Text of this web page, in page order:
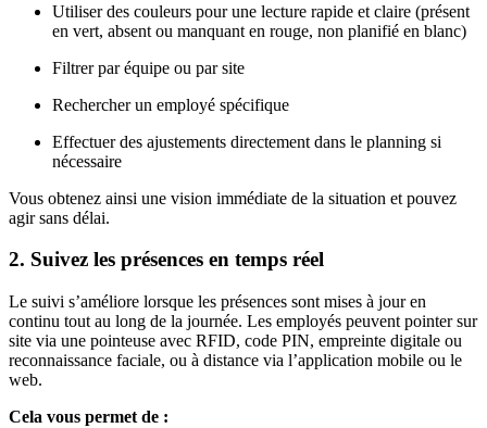
Utiliser des couleurs pour une lecture rapide et claire (présent
en vert, absent ou manquant en rouge, non planifié en blanc)
Filtrer par équipe ou par site
Rechercher un employé spécifique
Effectuer des ajustements directement dans le planning si
nécessaire
Vous obtenez ainsi une vision immédiate de la situation et pouvez
agir sans délai.
2. Suivez les présences en temps réel
Le suivi s’améliore lorsque les présences sont mises à jour en
continu tout au long de la journée. Les employés peuvent pointer sur
site via une pointeuse avec RFID, code PIN, empreinte digitale ou
reconnaissance faciale, ou à distance via l’application mobile ou le
web.
Cela vous permet de :